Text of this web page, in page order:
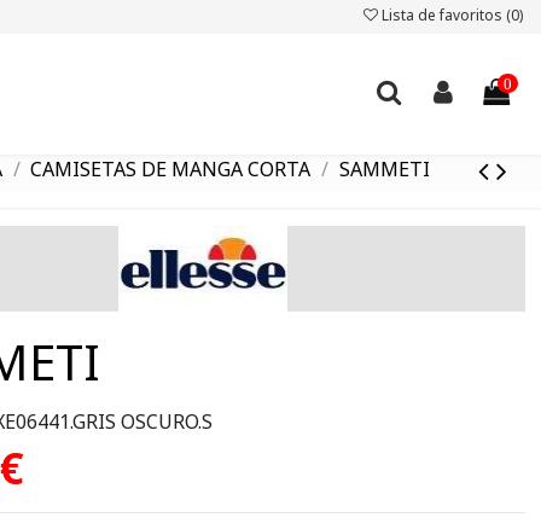
Lista de favoritos (0)
0
CAMISETAS DE MANGA CORTA SAMMETI
OSCURO.S